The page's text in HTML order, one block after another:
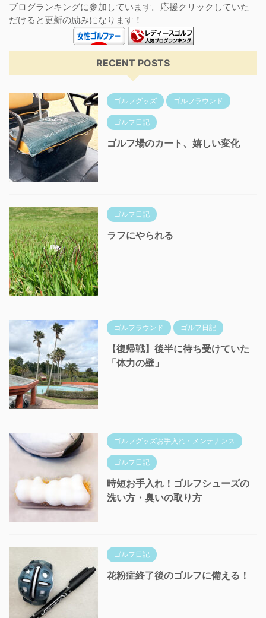
ブログランキングに参加しています。応援クリックしていた
だけると更新の励みになります！
RECENT POSTS
ゴルフグッズ ゴルフラウンド
ゴルフ日記
ゴルフ場のカート、嬉しい変化
ゴルフ日記
ラフにやられる
ゴルフラウンド ゴルフ日記
【復帰戦】後半に待ち受けていた
「体力の壁」
ゴルフグッズお手入れ・メンテナンス
ゴルフ日記
時短お手入れ！ゴルフシューズの
洗い方・臭いの取り方
ゴルフ日記
花粉症終了後のゴルフに備える！